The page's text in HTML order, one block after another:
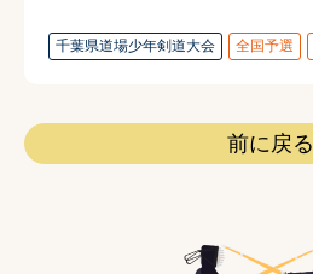
千葉県道場少年剣道大会 全国予選
前に戻る